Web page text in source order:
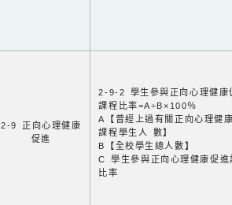
2-9 正向心理健康
促進
2-9-2 學生參與正向心理健康
課程比率=A÷B×100％
A【曾經上過有關正向心理健
課程學生人 數】
B【全校學生總人數】
C 學生參與正向心理健康促進
比率